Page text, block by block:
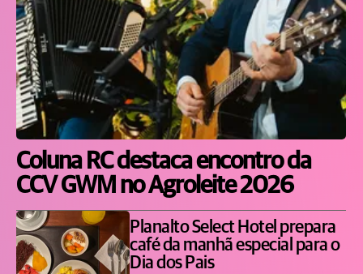
Coluna RC destaca encontro da
CCV GWM no Agroleite 2026
Planalto Select Hotel prepara
café da manhã especial para o
Dia dos Pais